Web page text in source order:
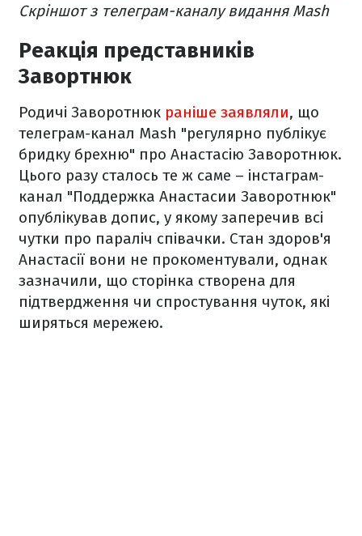
Скріншот з телеграм-каналу видання Mash
Реакція представників
Завортнюк
Родичі Заворотнюк раніше заявляли, що
телеграм-канал Mash "регулярно публікує
бридку брехню" про Анастасію Заворотнюк.
Цього разу сталось те ж саме – інстаграм-
канал "Поддержка Анастасии Заворотнюк"
опублікував допис, у якому заперечив всі
чутки про параліч співачки. Стан здоров'я
Анастасії вони не прокоментували, однак
зазначили, що сторінка створена для
підтвердження чи спростування чуток, які
ширяться мережею.